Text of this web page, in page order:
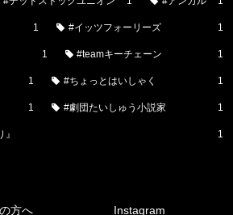
1 #イッツフォーリーズ 1
1 #teamキーチェーン 1
1 #ちょっとはいしゃく 1
1 #劇団たいしゅう小説家 1
1
方へ Instagram